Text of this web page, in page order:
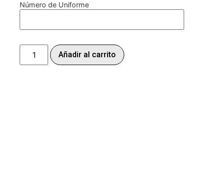
Número de Uniforme
Añadir al carrito